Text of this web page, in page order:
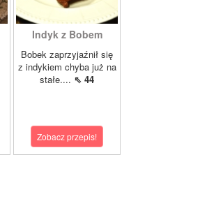
Indyk z Bobem
Bobek zaprzyjaźnił się
z indykiem chyba już na
stałe.... ⇖ 44
Zobacz przepis!